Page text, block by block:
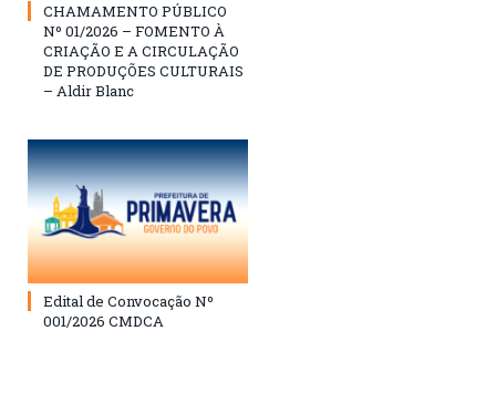
CHAMAMENTO PÚBLICO
Nº 01/2026 – FOMENTO À
CRIAÇÃO E A CIRCULAÇÃO
DE PRODUÇÕES CULTURAIS
– Aldir Blanc
Edital de Convocação Nº
001/2026 CMDCA